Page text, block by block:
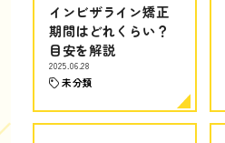
インビザライン矯正
期間はどれくらい？
目安を解説
2025.06.28
未分類